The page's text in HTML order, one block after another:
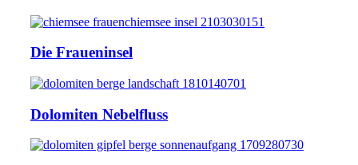
Die Fraueninsel
Dolomiten Nebelfluss